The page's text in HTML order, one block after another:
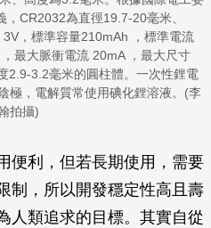
CR2032為直徑19.7-20毫米、
，標準容量210mAh ，標準電流
最大脈衝電流 20mA ，最大尺寸
2.9-3.2毫米的圓柱體。一次性鋰電
極，電解質常使用碘化鋰溶液。(李
拍攝)
便利，但若長期使用，需要
制，所以開發穩定性高且壽
人類追求的目標。其實自從